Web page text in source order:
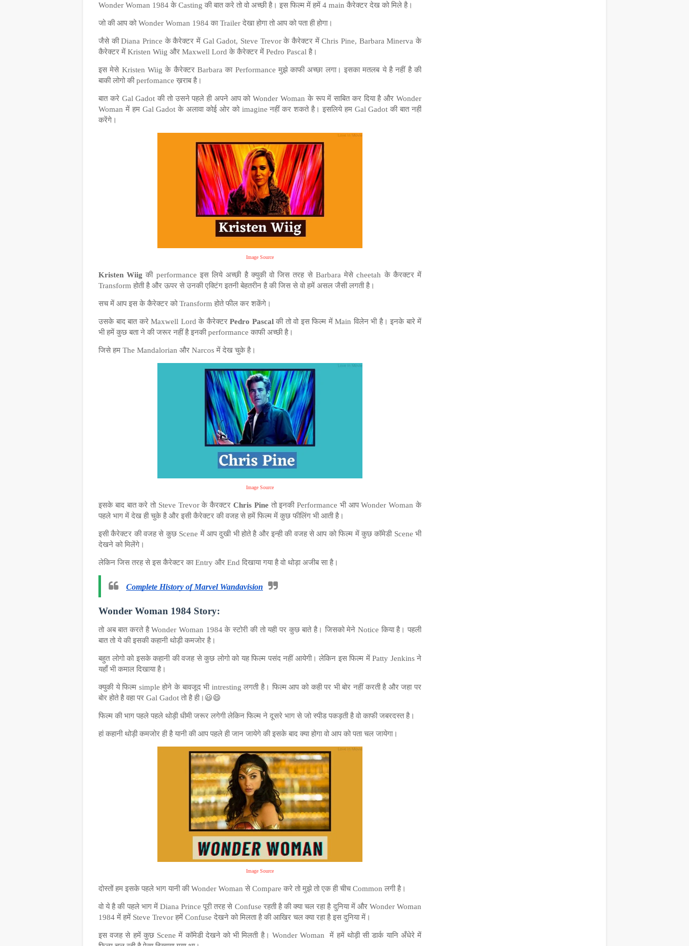
Wonder Woman 1984 के Casting की बात करे तो वो अच्छी है। इस फिल्म में हमें 4 main कैरेक्टर देख को मिले है।
जो की आप को Wonder Woman 1984 का Trailer देखा होगा तो आप को पता ही होगा।
जैसे की Diana Prince के कैरेक्टर में Gal Gadot, Steve Trevor के कैरेक्टर में Chris Pine, Barbara Minerva के
कैरेक्टर में Kristen Wiig और Maxwell Lord के कैरेक्टर में Pedro Pascal है।
इस मेसे Kristen Wiig के कैरेक्टर Barbara का Performance मुझे काफी अच्छा लगा। इसका मतलब ये है नहीं है की
बाकी लोगो की perfomance ख़राब है।
बात करे Gal Gadot की तो उसने पहले ही अपने आप को Wonder Woman के रूप में साबित कर दिया है और Wonder
Woman में हम Gal Gadot के अलावा कोई ओर को imagine नहीं कर शकते है। इसलिये हम Gal Gadot की बात नहीं
करेंगे।
Image Source
Kristen Wiig की performance इस लिये अच्छी है क्युकी वो जिस तरह से Barbara मेसे cheetah के कैरक्टर में
Transform होती है और ऊपर से उनकी एक्टिंग इतनी बेहतरीन है की जिस से वो हमें असल जैसी लगती है।
सच में आप इस के कैरेक्टर को Transform होते फील कर शकेंगे।
उसके बाद बात करे Maxwell Lord के कैरेक्टर Pedro Pascalकी तो वो इस फिल्म में Main विलेन भी है। इनके बारे में
भी हमें कुछ बता ने की जरूर नहीं है इनकी performance काफी अच्छी है।
जिसे हम The Mandalorian और Narcos में देख चुके है।
Image Source
इसके बाद बात करे तो Steve Trevor के कैरक्टर Chris Pineतो इनकी Performance भी आप Wonder Woman के
पहले भाग में देख ही चुके है और इसी कैरेक्टर की वजह से हमें फिल्म में कुछ फीलिंग भी आती है।
इसी कैरेक्टर की वजह से कुछ Scene में आप दुखी भी होते है और इन्ही की वजह से आप को फिल्म में कुछ कॉमेडी Scene भी
देखने को मिलेंगे।
लेकिन जिस तरह से इस कैरेक्टर का Entry और End दिखाया गया है वो थोड़ा अजीब सा है।
Complete History of Marvel Wandavision
Wonder Woman 1984 Story:
तो अब बात करते है Wonder Woman 1984 के स्टोरी की तो यही पर कुछ बाते है। जिसको मेने Notice किया है। पहली
बात तो ये की इसकी कहानी थोड़ी कमजोर है।
बहुत लोगो को इसके कहानी की वजह से कुछ लोगो को यह फिल्म पसंद नहीं आयेगी। लेकिन इस फिल्म में Patty Jenkins ने
यहाँ भी कमाल दिखाया है।
क्युकी ये फिल्म simple होने के बावजूद भी intresting लगती है। फिल्म आप को कही पर भी बोर नहीं करती है और जहा पर
बोर होते है वहा पर Gal Gadot तो है ही।😃😄
फिल्म की भाग पहले पहले थोड़ी धीमी जरूर लगेगी लेकिन फिल्म ने दूसरे भाग से जो स्पीड पकड़ती है वो काफी जबरदस्त है।
हां कहानी थोड़ी कमजोर ही है यानी की आप पहले ही जान जायेगे की इसके बाद क्या होगा वो आप को पता चल जायेगा।
Image Source
दोस्तों हम इसके पहले भाग यानी की Wonder Woman से Compare करे तो मुझे तो एक ही चीच Common लगी है।
वो ये है की पहले भाग में Diana Prince पूरी तरह से Confuse रहती है की क्या चल रहा है दुनिया में और Wonder Woman
1984 में हमें Steve Trevor हमें Confuse देखने को मिलता है की आखिर चल क्या रहा है इस दुनिया में।
इस वजह से हमें कुछ Scene में कॉमेडी देखने को भी मिलती है। Wonder Woman
में हमें थोड़ी सी डार्क यानि अँधेरे में